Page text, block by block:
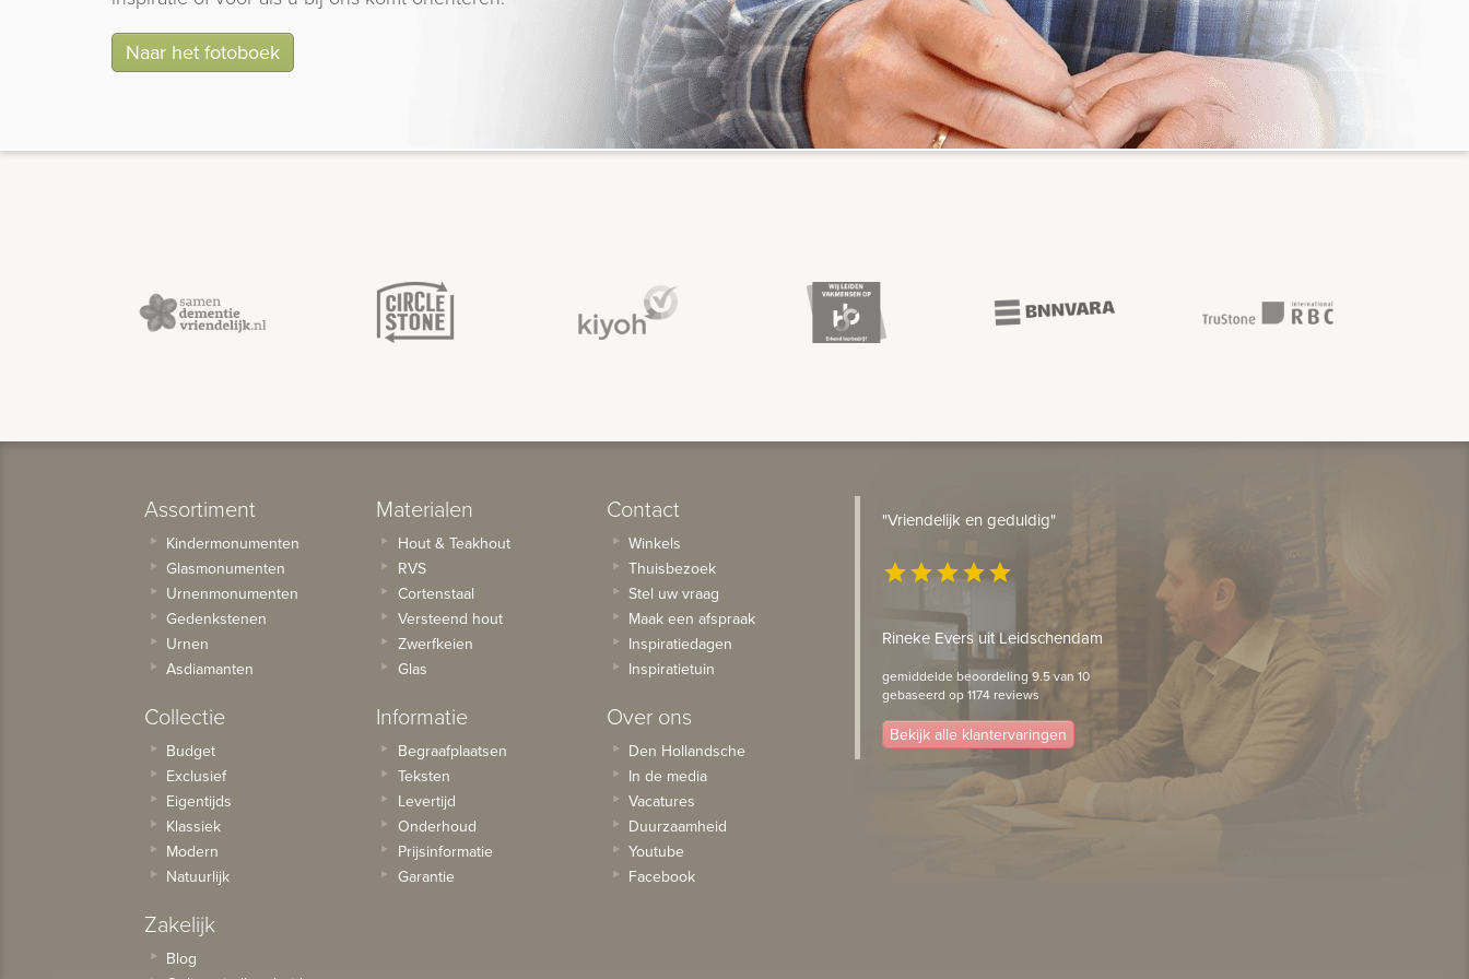
Naar het fotoboek
Assortiment
Kindermonumenten
Glasmonumenten
Urnenmonumenten
Gedenkstenen
Urnen
Asdiamanten
Collectie
Budget
Exclusief
Eigentijds
Klassiek
Modern
Natuurlijk
Zakelijk
Blog
Materialen
Hout & Teakhout
RVS
Cortenstaal
Versteend hout
Zwerfkeien
Glas
Informatie
Begraafplaatsen
Teksten
Levertijd
Onderhoud
Prijsinformatie
Garantie
Contact
Winkels
Thuisbezoek
Stel uw vraag
Maak een afspraak
Inspiratiedagen
Inspiratietuin
Over ons
Den Hollandsche
In de media
Vacatures
Duurzaamheid
Youtube
Facebook
"Vriendelijk en geduldig"
starstarstarstarstar
Rineke Evers uit Leidschendam
gemiddelde beoordeling 9.5 van 10
gebaseerd op 1174 reviews
Bekijk alle klantervaringen